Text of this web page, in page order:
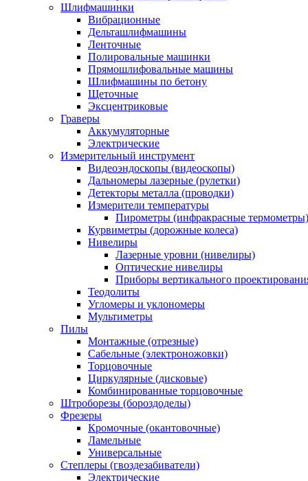
Шлифмашинки
Вибрационные
Дельташлифмашины
Ленточные
Полировальные машинки
Прямошлифовальные машины
Шлифмашины по бетону
Щеточные
Эксцентриковые
Граверы
Аккумуляторные
Электрические
Измерительный инструмент
Видеоэндоскопы (видеоскопы)
Дальномеры лазерные (рулетки)
Детекторы металла (проводки)
Измерители температуры
Пирометры (инфракрасные термометры)
Курвиметры (дорожные колеса)
Нивелиры
Лазерные уровни (нивелиры)
Оптические нивелиры
Приборы вертикального
Теодолиты
Угломеры и уклономеры
Мультиметры
Пилы
Монтажные (отрезные)
Сабельные (электроножовки)
Торцовочные
Циркулярные (дисковые)
Комбинированные торцовочные
Штроборезы (бороздоделы)
Фрезеры
Кромочные (окантовочные)
Ламельные
Универсальные
Степлеры (гвоздезабиватели)
Электрические